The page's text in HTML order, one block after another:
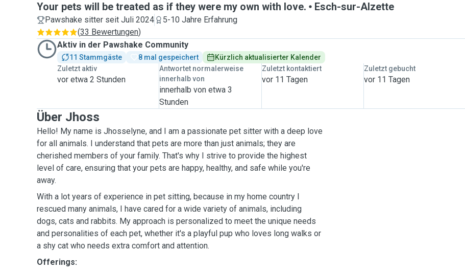
Your pets will be treated as if they were my own with love. Esch-sur-Alzette
Pawshake sitter seit Juli 2024
5-10 Jahre Erfahrung
(33 Bewertungen)
Aktiv in der Pawshake Community
11 Stammgäste 8 mal gespeichert
Kürzlich aktualisierter Kalender
Zuletzt aktiv
vor etwa 2 Stunden
Antwortet normalerweise
innerhalb von
innerhalb von etwa 3
Stunden
Zuletzt kontaktiert
vor 11 Tagen
Zuletzt gebucht
vor 11 Tagen
Über Jhoss
Hello! My name is Jhosselyne, and I am a passionate pet sitter with a deep love
for all animals. I understand that pets are more than just animals; they are
cherished members of your family. That's why I strive to provide the highest
level of care, ensuring that your pets are happy, healthy, and safe while you're
away.
With a lot years of experience in pet sitting, because in my home country I
rescued many animals, I have cared for a wide variety of animals, including
dogs, cats and rabbits. My approach is personalized to meet the unique needs
and personalities of each pet, whether it's a playful pup who loves long walks or
a shy cat who needs extra comfort and attention.
Offerings: